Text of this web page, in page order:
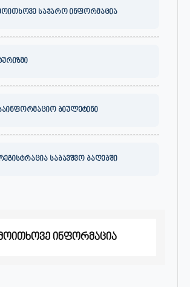
საჯარო ინფორმაცია
ბიულეტინი
საბავშვო ბაღებში
ინფორმაცია